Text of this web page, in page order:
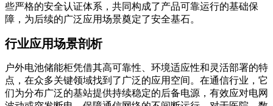
些严格的安全认证体系，共同构成了产品可靠运行的基础保
障，为后续的广泛应用场景奠定了安全基石。
行业应用场景剖析
户外电池储能柜凭借其高可靠性、环境适应性和灵活部署的特
点，在众多关键领域找到了广泛的应用空间。在通信行业，它
们为分布广泛的基站提供持续稳定的后备电源，有效应对电网